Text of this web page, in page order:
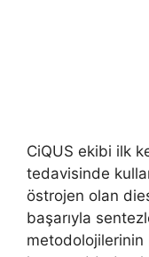
CiQUS ekibi ilk
tedavisinde
östrojen olan
başarıyla